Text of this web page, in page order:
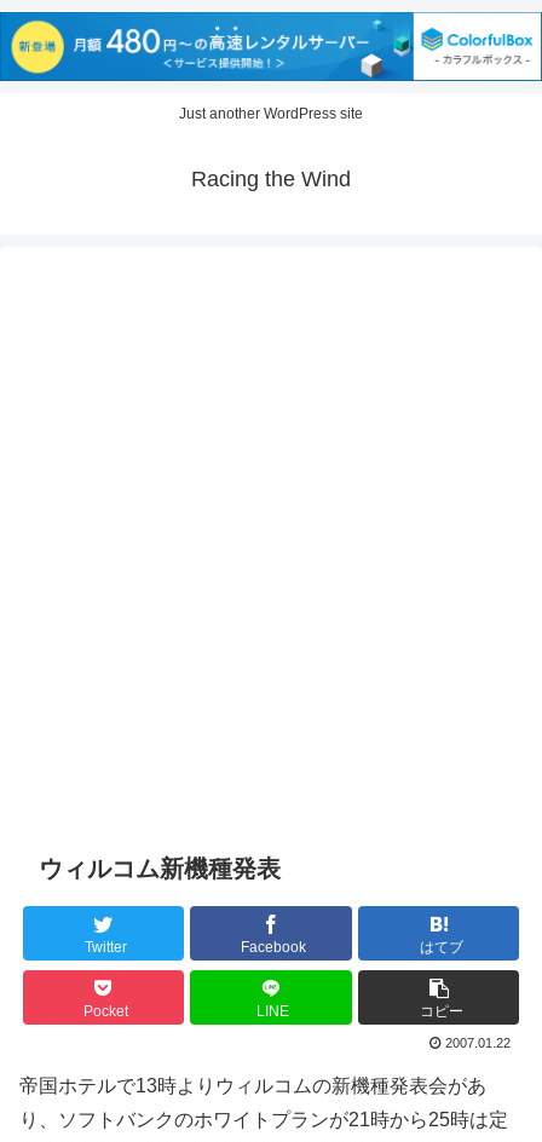
Just another WordPress site
Racing the Wind
ウィルコム新機種発表
Twitter Facebook はてブ
Pocket LINE コピー
2007.01.22
帝国ホテルで13時よりウィルコムの新機種発表会があ
り、ソフトバンクのホワイトプランが21時から25時は定